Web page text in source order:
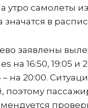
утро самолеты
в
заявлены
на 16:50, 19:05 и
на 20:00.
поэтому